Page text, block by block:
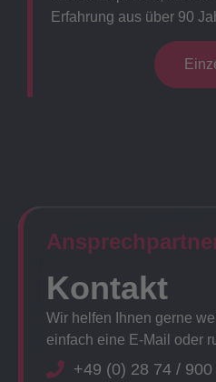
Erfahrung aus über 90
Kontakt
Wir helfen Ihnen gerne
einfach eine E-Mail oder
+49 (0) 28 74 / 900